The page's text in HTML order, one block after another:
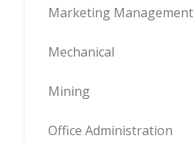
Marketing Management
Mechanical
Mining
Office Administration